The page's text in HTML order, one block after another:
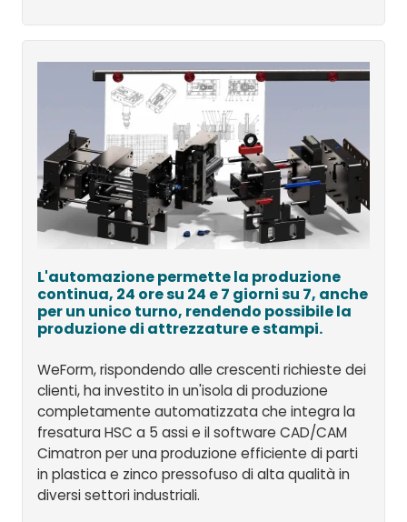
L'automazione permette la produzione
continua, 24 ore su 24 e 7 giorni su 7, anche
per un unico turno, rendendo possibile la
produzione di attrezzature e stampi.
WeForm, rispondendo alle crescenti richieste dei
clienti, ha investito in un'isola di produzione
completamente automatizzata che integra la
fresatura HSC a 5 assi e il software CAD/CAM
Cimatron per una produzione efficiente di parti
in plastica e zinco pressofuso di alta qualità in
diversi settori industriali.